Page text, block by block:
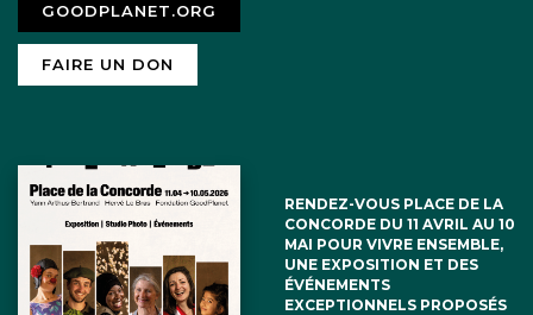
GOODPLANET.ORG
FAIRE UN DON
RENDEZ-VOUS PLACE DE LA
CONCORDE DU 11 AVRIL AU 10
MAI POUR VIVRE ENSEMBLE,
UNE EXPOSITION ET DES
ÉVÉNEMENTS
EXCEPTIONNELS PROPOSÉS